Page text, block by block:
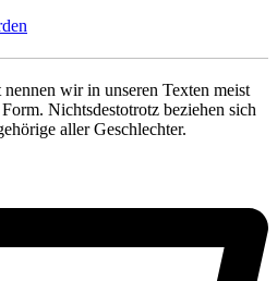
wir in unseren Texten meist
Nichtsdestotrotz beziehen sich
aller Geschlechter.